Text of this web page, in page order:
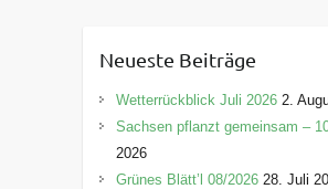
g
o
r
e
Neueste Beiträge
Wetterrückblick Juli 2026 2.
Sachsen pflanzt gemeinsam –
2026
Grünes Blätt’l 08/2026 28. Juli